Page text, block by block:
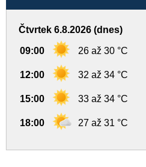
Čtvrtek 6.8.2026 (dnes)
09:00 26 až 30 °C
12:00 32 až 34 °C
15:00 33 až 34 °C
18:00 27 až 31 °C